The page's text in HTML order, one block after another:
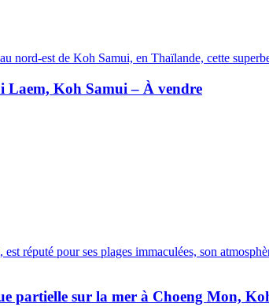
nord-est de Koh Samui, en Thaïlande, cette
Laem, Koh Samui – À vendre
réputé pour ses plages immaculées, son
partielle sur la mer à Choeng Mon,